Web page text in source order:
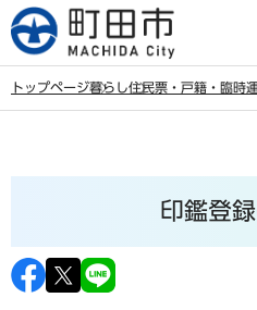
こ
の
す
トップページ暮らし住民票・戸籍・臨時
ら
印鑑登